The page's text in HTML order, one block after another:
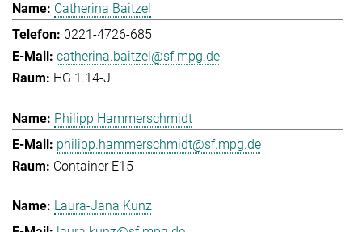
Catherina Baitzel
0221-4726-685
catherina.baitzel@sf.mpg.de
HG 1.14-J
Philipp Hammerschmidt
philipp.hammerschmidt@sf.mpg.de
Container E15
Laura-Jana Kunz